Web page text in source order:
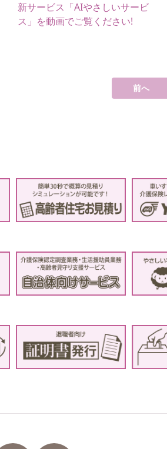
新サービス「AIやさしいサービ
ス」を動画でご覧ください!
前へ